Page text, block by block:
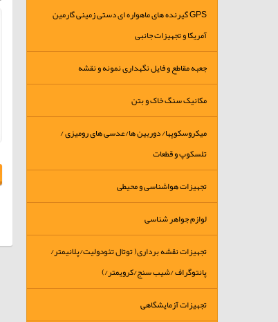
GPS گیرنده های ماهواره ای دستی زمینی گارمین
آمریکا و تجهیزات جانبی
جعبه مقاطع و فایل نگهداری نمونه و نقشه
مکانیک سنگ خاک و بتن
میکروسکوپها/ دوربین ها/عدسی های رومیزی /
تلسکوپ و قطعات
تجهیزات هواشناسی و محیطی
لوازم جواهر شناسی
تجهیزات نقشه برداری( توتال تئودولیت/پلانیمتر/
پانتوگراف /شیب سنج/کرویمتر/)
تجهیزات آزمایشگاهی